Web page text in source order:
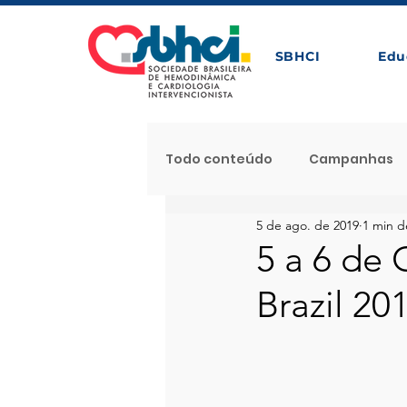
SBHCI
Todo conteúdo Campanhas
Próximos Eventos com Apoio
Noticia Destaque
5 a 6 de
Brazil
5 de ago. de 2019 1 min